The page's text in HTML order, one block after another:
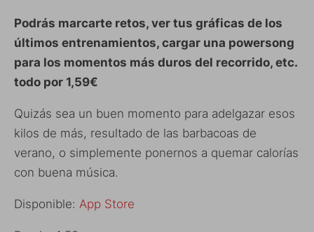
Podrás marcarte retos, ver tus gráficas de los
últimos entrenamientos, cargar una powersong
para los momentos más duros del recorrido, etc.
todo por 1,59€
Quizás sea un buen momento para adelgazar esos
kilos de más, resultado de las barbacoas de
verano, o simplemente ponernos a quemar calorías
con buena música.
Disponible: App Store